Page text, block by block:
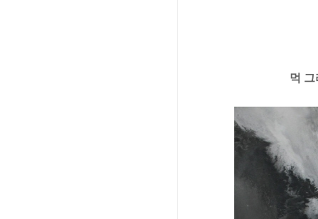
먹 그리고 자